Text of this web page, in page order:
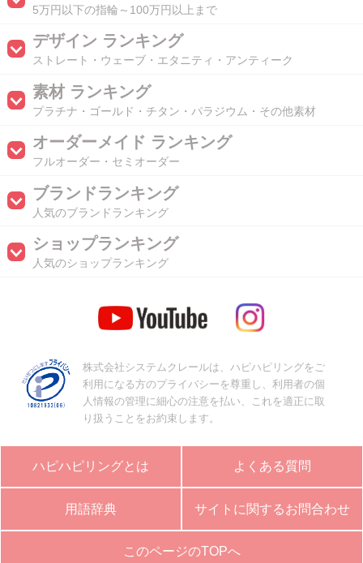
5万円以下の指輪～100万円以上まで
デザイン ランキング
ストレート・ウェーブ・エタニティ・アンティーク
素材 ランキング
プラチナ・ゴールド・チタン・パラジウム・その他素材
オーダーメイド ランキング
フルオーダー・セミオーダー
ブランドランキング
人気のブランドランキング
ショップランキング
人気のショップランキング
株式会社システムクレールは、ハピハピリングをご
利用になる方のプライバシーを尊重し、利用者の個
人情報の管理に細心の注意を払い、これを適正に取
り扱うことをお約束します。
ハピハピリングとは よくある質問
用語辞典 サイトに関するお問合わせ
このページのTOPへ